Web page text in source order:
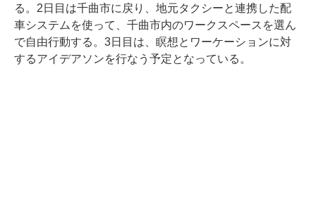
る。2日目は千曲市に戻り、地元タクシーと連携した配
車システムを使って、千曲市内のワークスペースを選ん
で自由行動する。3日目は、瞑想とワーケーションに対
するアイデアソンを行なう予定となっている。